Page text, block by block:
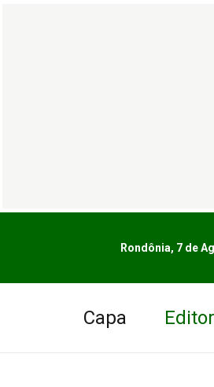
Rondônia, 7 de
Capa